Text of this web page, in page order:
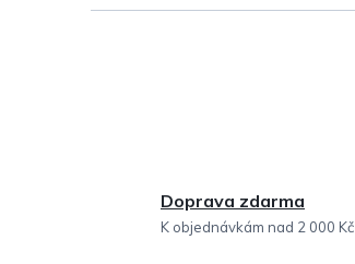
Doprava zdarma
K objednávkám nad 2 000 Kč